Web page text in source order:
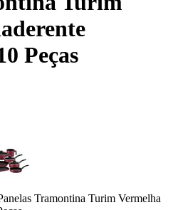
Peças
Tramontina Turim Vermelha